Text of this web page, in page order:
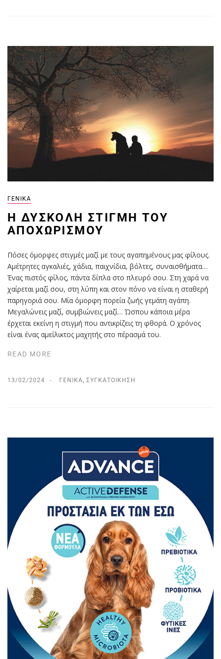
ΓΕΝΙΚΆ
Η ΔΎΣΚΟΛΗ ΣΤΙΓΜΉ ΤΟΥ
ΑΠΟΧΩΡΙΣΜΟΎ
Πόσες όμορφες στιγμές μαζί με τους αγαπημένους μας φίλους.
Αμέτρητες αγκαλιές, χάδια, παιχνίδια, βόλτες, συναισθήματα…
Ένας πιστός φίλος, πάντα δίπλα στο πλευρό σου. Στη χαρά να
χαίρεται μαζί σου, στη λύπη και στον πόνο να είναι η σταθερή
παρηγοριά σου. Μία όμορφη πορεία ζωής γεμάτη αγάπη.
Μεγαλώνεις μαζί, συμβιώνεις μαζί… Ώσπου κάποια μέρα
έρχεται εκείνη η στιγμή που αντικρίζεις τη φθορά. Ο χρόνος
είναι ένας αμείλικτος μαχητής στο πέρασμά του.
READ MORE
13/02/2024 ΓΕΝΙΚΆ, ΣΥΓΚΑΤΟΊΚΗΣΗ